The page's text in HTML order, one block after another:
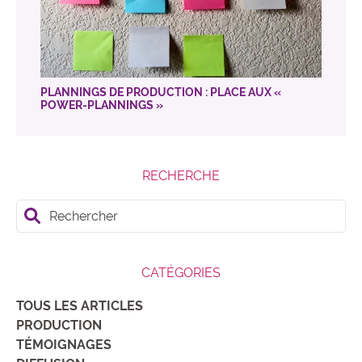
RECHERCHE
Rechercher
CATÉGORIES
TOUS LES ARTICLES
PRODUCTION
TÉMOIGNAGES
PLANNINGS DE PRODUCTION : PLACE AUX «
POWER-PLANNINGS »